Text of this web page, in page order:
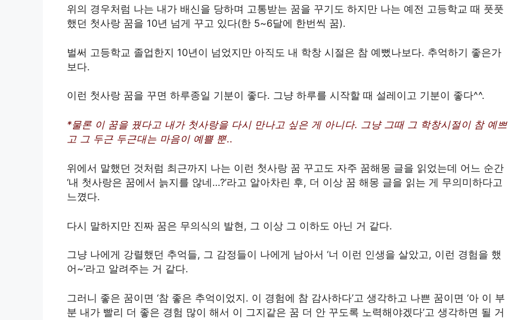
위의 경우처럼 나는 내가 배신을 당하며 고통받는 꿈을 꾸기도 하지만 나는 예전 고등학교 때 풋풋
했던 첫사랑 꿈을 10년 넘게 꾸고 있다(한 5~6달에 한번씩 꿈).
벌써 고등학교 졸업한지 10년이 넘었지만 아직도 내 학창 시절은 참 예뻤나보다. 추억하기 좋은가
보다.
이런 첫사랑 꿈을 꾸면 하루종일 기분이 좋다. 그냥 하루를 시작할 때 설레이고 기분이 좋다^^.
*물론 이 꿈을 꿨다고 내가 첫사랑을 다시 만나고 싶은 게 아니다. 그냥 그때 그 학창시절이 참 예쁘
고 그 두근 두근대는 마음이 예쁠 뿐..
위에서 말했던 것처럼 최근까지 나는 이런 첫사랑 꿈 꾸고도 자주 꿈해몽 글을 읽었는데 어느 순간
‘내 첫사랑은 꿈에서 늙지를 않네…?’라고 알아차린 후, 더 이상 꿈 해몽 글을 읽는 게 무의미하다고
느꼈다.
다시 말하지만 진짜 꿈은 무의식의 발현, 그 이상 그 이하도 아닌 거 같다.
그냥 나에게 강렬했던 추억들, 그 감정들이 나에게 남아서 ‘너 이런 인생을 살았고, 이런 경험을 했
어~’라고 알려주는 거 같다.
그러니 좋은 꿈이면 ‘참 좋은 추억이었지. 이 경험에 참 감사하다’고 생각하고 나쁜 꿈이면 ‘아 이 부
분 내가 빨리 더 좋은 경험 많이 해서 이 그지같은 꿈 더 안 꾸도록 노력해야겠다’고 생각하면 될 거